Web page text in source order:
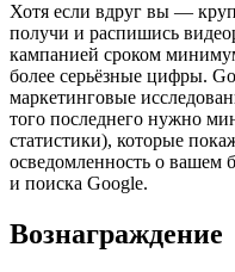
Хотя если вдруг вы —
получи и распишись
кампанией сроком
более серьёзные цифры.
маркетинговые
того последнего нужно
статистики), которые
осведомленность о вашем
и поиска Google.
Вознаграждение